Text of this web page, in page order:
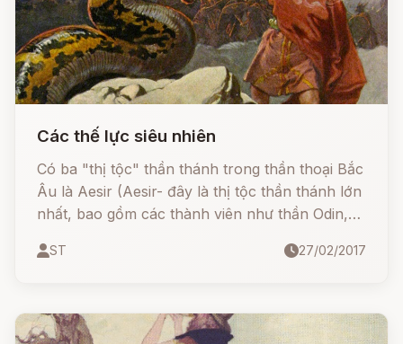
Các thế lực siêu nhiên
Có ba "thị tộc" thần thánh trong thần thoại Bắc
Âu là Aesir (Aesir- đây là thị tộc thần thánh lớn
nhất, bao gồm các thành viên như thần Odin,
ST 27/02/2017